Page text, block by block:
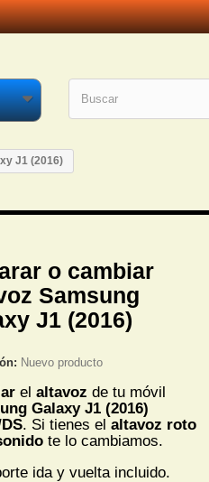
J1 (2016)
o cambiar
Samsung
J1 (2016)
Nuevo producto
el altavoz de tu móvil
Galaxy J1 (2016)
. Si tienes el altavoz roto
te lo cambiamos.
ida y vuelta incluido.